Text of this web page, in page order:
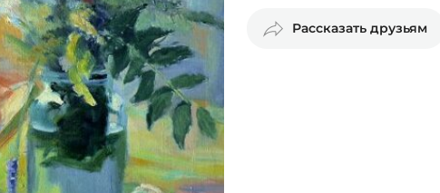
Рассказать друзьям